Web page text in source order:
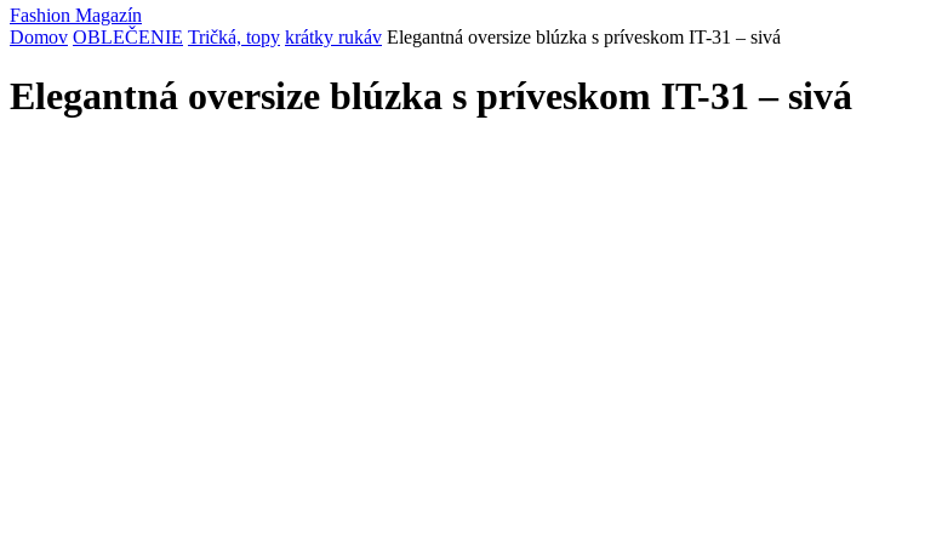
Fashion Magazín
Domov OBLEČENIE Tričká, topy krátky rukáv Elegantná oversize blúzka s príveskom IT-31 – sivá
Elegantná oversize blúzka s príveskom IT-31 – sivá